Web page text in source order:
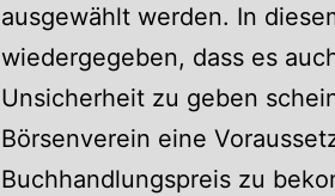
ausgewählt werden. In
wiedergegeben, dass es
Unsicherheit zu geben
Börsenverein eine
Buchhandlungspreis zu